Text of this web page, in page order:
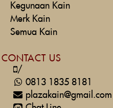
Kegunaan Kain
Merk Kain
Semua Kain
CONTACT US
/
0813 1835 8181
plazakain@gmail.com